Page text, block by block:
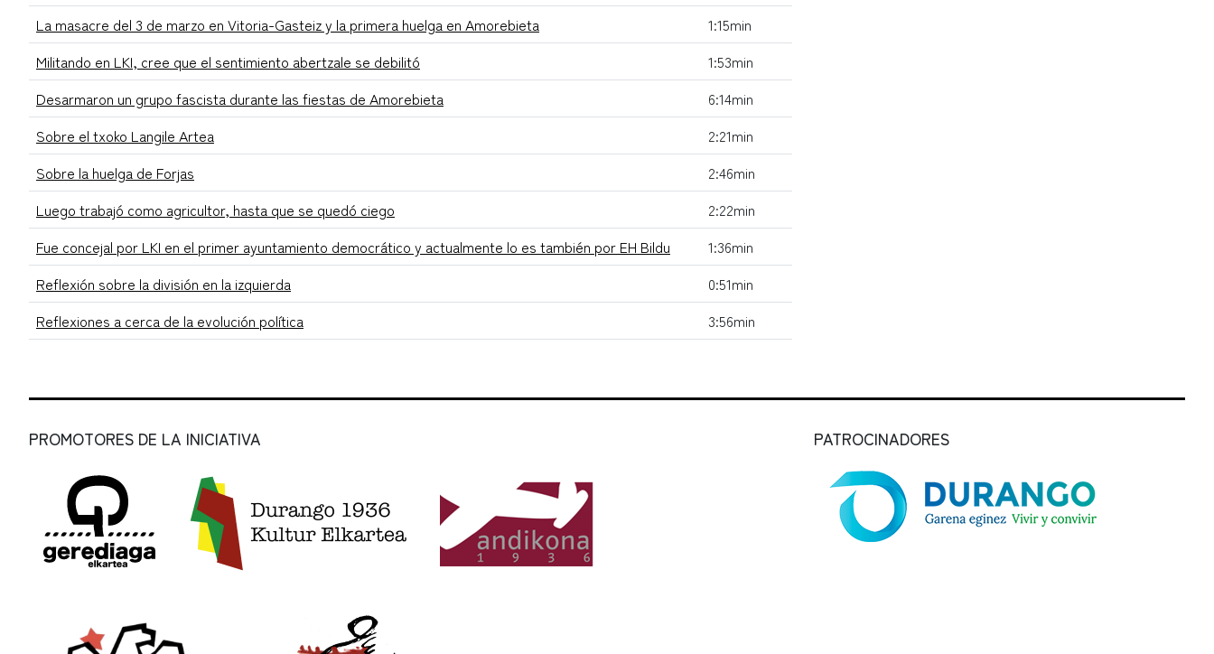
La masacre del 3 de marzo en Vitoria-Gasteiz y la primera huelga en Amorebieta
1:15min
Militando en LKI, cree que el sentimiento abertzale se debilitó
1:53min
Desarmaron un grupo fascista durante las fiestas de Amorebieta
6:14min
Sobre el txoko Langile Artea
2:21min
Sobre la huelga de Forjas
2:46min
Luego trabajó como agricultor, hasta que se quedó ciego
2:22min
Fue concejal por LKI en el primer ayuntamiento democrático y actualmente lo es también por EH Bildu
1:36min
Reflexión sobre la división en la izquierda
0:51min
Reflexiones a cerca de la evolución política
3:56min
PROMOTORES DE LA INICIATIVA PATROCINADORES